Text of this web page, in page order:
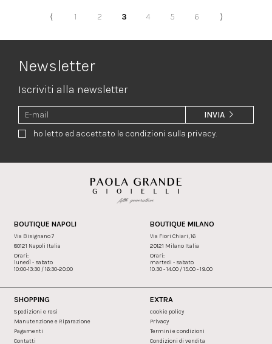
⟨ 1 2 3 4 5 6 ⟩
Newsletter
Iscriviti alla newsletter
ho letto ed accettato le condizioni sulla privacy.
INVIA
BOUTIQUE NAPOLI
Via Bisignano 7
80121 Napoli Italia
Orari:
lunedì - sabato
10:00-13:30 / 16:30-20:00
BOUTIQUE MILANO
Via Fiori Chiari, 16
20121 Milano Italia
Orari:
martedi - sabato
10.30 - 14.00 / 15.00 - 19.00
SHOPPING
Spedizioni e resi
Manutenzione e Riparazione
Pagamenti
Contatti
EXTRA
cookie policy
Privacy
Termini e condizioni
Condizioni di vendita